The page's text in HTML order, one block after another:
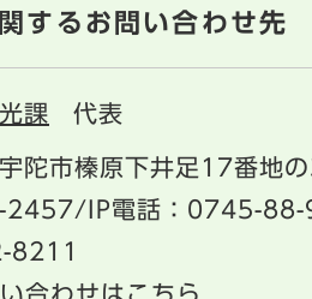
するお問い合わせ先
課 代表
宇陀市榛原下井足17番地
IP電話：0745-88-
8211
合わせはこちら